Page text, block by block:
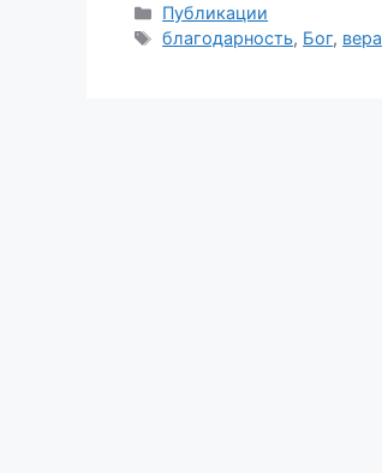
Рубрики
Публикации
Метки
благодарность, Бог, вера